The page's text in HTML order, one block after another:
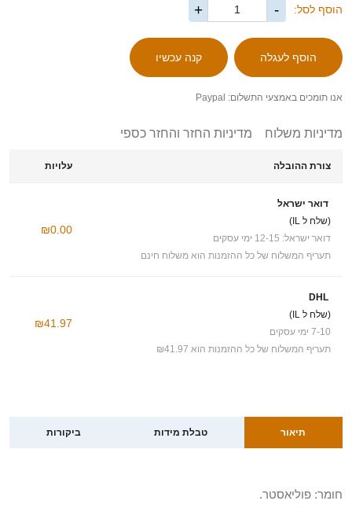
הוסף לסל: -
+
אנו תומכים באמצעי התשלום: Paypal
מדיניות משלוח מדיניות החזר והחזר כספי
צורת ההובלה עלויות
דואר ישראל
(שלח ל IL)
דואר ישראל: 12-15 ימי עסקים
תעריף המשלוח של כל ההזמנות הוא משלוח חינם
₪0.00
DHL
(שלח ל IL)
7-10 ימי עסקים
תעריף המשלוח של כל ההזמנות הוא ₪41.97
₪41.97
תיאור טבלת מידות ביקורות
חומר: פוליאסטר.